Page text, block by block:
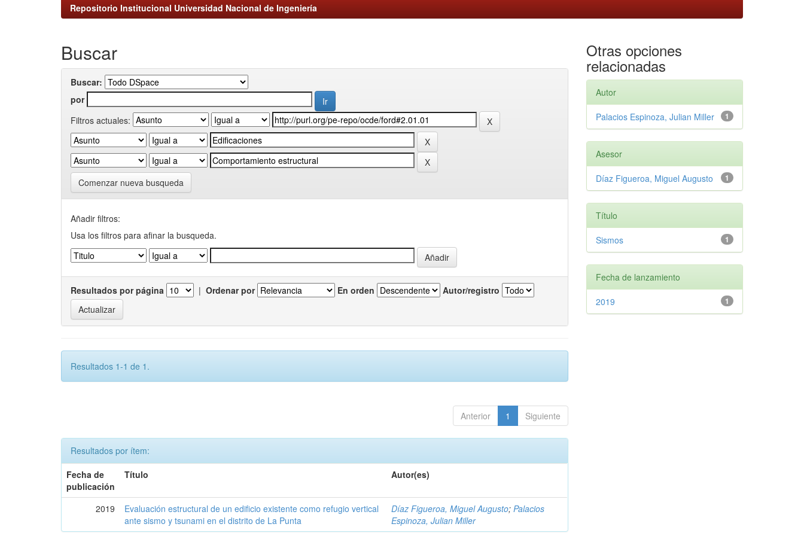
Repositorio Institucional Universidad Nacional de Ingeniería
Buscar
Buscar:
por
Filtros actuales:
Comenzar nueva busqueda
Añadir filtros:
Usa los filtros para afinar la busqueda.
Resultados por página | Ordenar por En orden Autor/registro
Resultados 1-1 de 1.
Anterior 1 Siguiente
Resultados por ítem:
Fecha de
publicación
Título Autor(es)
2019
Evaluación estructural de un edificio existente como refugio vertical
ante sismo y tsunami en el distrito de La Punta
Díaz Figueroa, Miguel Augusto;Palacios
Espinoza, Julian Miller
Otras opciones
relacionadas
Autor
1
Palacios Espinoza, Julian Miller
Asesor
1
Díaz Figueroa, Miguel Augusto
Título
1
Sismos
Fecha de lanzamiento
1
2019